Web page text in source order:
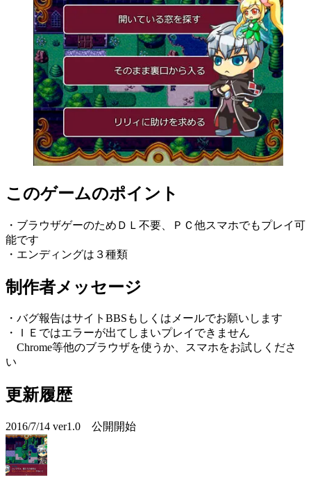
このゲームのポイント
・ブラウザゲーのためＤＬ不要、ＰＣ他スマホでもプレイ可
能です
・エンディングは３種類
制作者メッセージ
・バグ報告はサイトBBSもしくはメールでお願いします
・ＩＥではエラーが出てしまいプレイできません
Chrome等他のブラウザを使うか、スマホをお試しくださ
い
更新履歴
2016/7/14 ver1.0 公開開始